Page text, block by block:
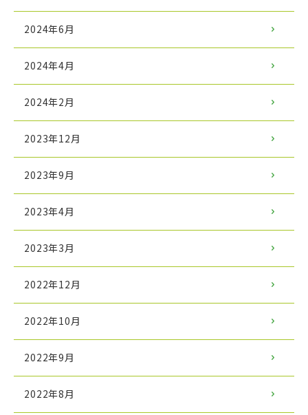
2024年6月
2024年4月
2024年2月
2023年12月
2023年9月
2023年4月
2023年3月
2022年12月
2022年10月
2022年9月
2022年8月